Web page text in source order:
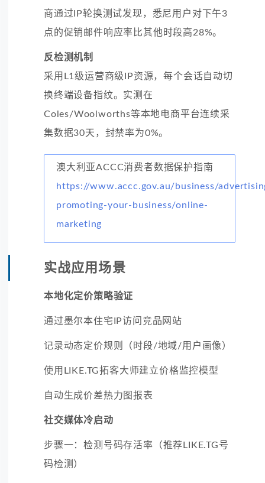
商通过IP轮换测试发现，悉尼用户对下午3
点的促销邮件响应率比其他时段高28%。
反检测机制
采用L1级运营商级IP资源，每个会话自动切
换终端设备指纹。实测在
Coles/Woolworths等本地电商平台连续采
集数据30天，封禁率为0%。
澳大利亚ACCC消费者数据保护指南
https://www.accc.gov.au/business/
promoting-your-business/online-
marketing
实战应用场景
本地化定价策略验证
通过墨尔本住宅IP访问竞品网站
记录动态定价规则（时段/地域/用户画像）
使用LIKE.TG拓客大师建立价格监控模型
自动生成价差热力图报表
社交媒体冷启动
步骤一：检测号码存活率（推荐LIKE.TG号
码检测）